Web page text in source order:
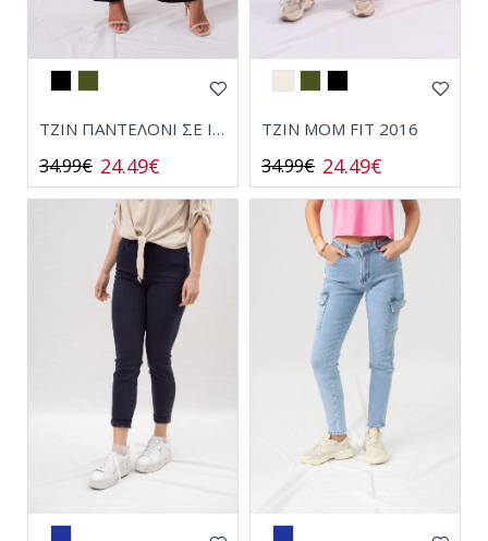
ΤΖΙΝ ΠΑΝΤΕΛΟΝΙ ΣΕ ΙΣΙΑ ΓΡΑΜΜΗ KW127
24.49€
34.99€
ΤΖΙΝ ΜΟΜ FIT 2016
24.49€
34.99€